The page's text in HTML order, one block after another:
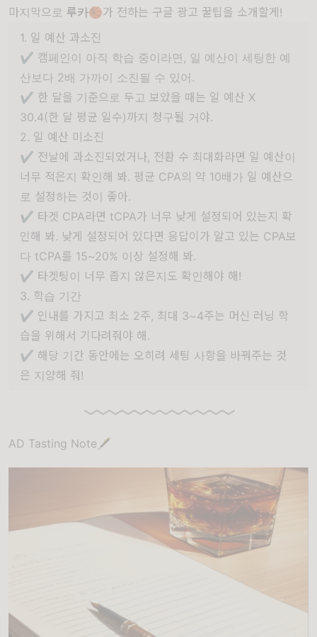
마지막으로 루카🏀가 전하는 구글 광고 꿀팁을 소개할게!
1. 일 예산 과소진
✔️ 캠페인이 아직 학습 중이라면, 일 예산이 세팅한 예
산보다 2배 가까이 소진될 수 있어.
✔️ 한 달을 기준으로 두고 보았을 때는 일 예산 X
30.4(한 달 평균 일수)까지 청구될 거야.
2. 일 예산 미소진
✔️ 전날에 과소진되었거나, 전환 수 최대화라면 일 예산이
너무 적은지 확인해 봐. 평균 CPA의 약 10배가 일 예산으
로 설정하는 것이 좋아.
✔️ 타겟 CPA라면 tCPA가 너무 낮게 설정되어 있는지 확
인해 봐. 낮게 설정되어 있다면 응답이가 알고 있는 CPA보
다 tCPA를 15~20% 이상 설정해 봐.
✔️ 타겟팅이 너무 좁지 않은지도 확인해야 해!
3. 학습 기간
✔️ 인내를 가지고 최소 2주, 최대 3~4주는 머신 러닝 학
습을 위해서 기다려줘야 해.
✔️ 해당 기간 동안에는 오히려 세팅 사항을 바꿔주는 것
은 지양해 줘!
AD Tasting Note🖋